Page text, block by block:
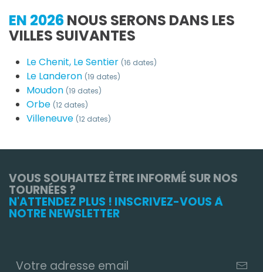
EN 2026 NOUS SERONS DANS LES
VILLES SUIVANTES
Le Chenit, Le Sentier (16 dates)
Le Landeron (19 dates)
Moudon (19 dates)
Orbe (12 dates)
Villeneuve (12 dates)
VOUS SOUHAITEZ ÊTRE INFORMÉ SUR NOS
TOURNÉES ?
N'ATTENDEZ PLUS ! INSCRIVEZ-VOUS À
NOTRE NEWSLETTER